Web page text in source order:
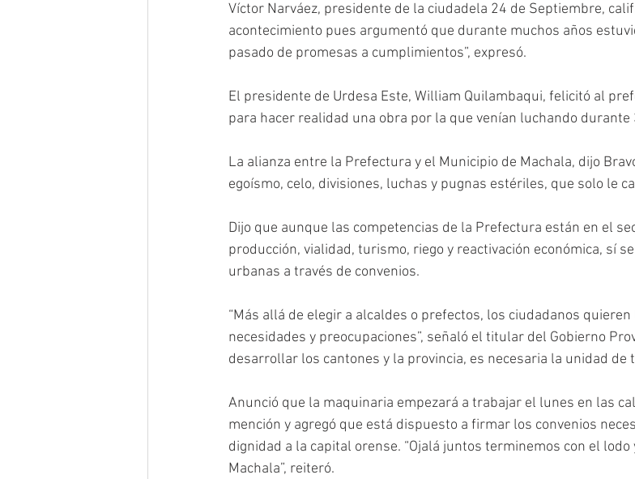
Víctor Narváez, presidente de la ciudadela 24 de Septiembre,
acontecimiento pues argumentó que durante muchos años
pasado de promesas a cumplimientos”, expresó.
El presidente de Urdesa Este, William Quilambaqui, felicitó al
para hacer realidad una obra por la que venían luchando durante
La alianza entre la Prefectura y el Municipio de Machala, dijo
egoísmo, celo, divisiones, luchas y pugnas estériles, que solo le
Dijo que aunque las competencias de la Prefectura están en el
producción, vialidad, turismo, riego y reactivación económica, sí
urbanas a través de convenios.
“Más allá de elegir a alcaldes o prefectos, los ciudadanos
necesidades y preocupaciones”, señaló el titular del Gobierno
desarrollar los cantones y la provincia, es necesaria la unidad de
Anunció que la maquinaria empezará a trabajar el lunes en las
mención y agregó que está dispuesto a firmar los convenios
dignidad a la capital orense. “Ojalá juntos terminemos con el lodo
Machala”, reiteró.